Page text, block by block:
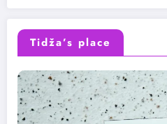
Tidža’s place